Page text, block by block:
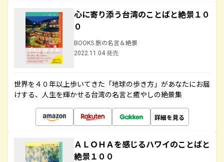
心に寄り添う台湾のことばと絶景１０
０
BOOKS 旅の名言＆絶景
2022.11.04 発売
世界を４０年以上歩いてきた「地球の歩き方」があなたにお届
けする、人生を輝かせる台湾の名言と癒やしの絶景集
詳細を見る
ＡＬＯＨＡを感じるハワイのことばと
絶景１００